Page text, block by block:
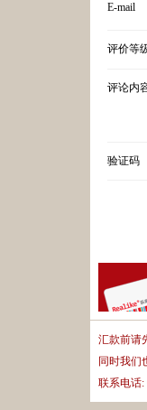
E-mail
评价等
评论内
验证码
汇款前请
同时我们
联系电话: